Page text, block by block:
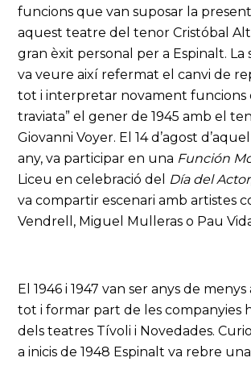
funcions que van suposar la
aquest teatre del tenor Cristóbal
gran èxit personal per a Espinalt. La
va veure així refermat el canvi de
tot i interpretar novament funcions
traviata” el gener de 1945 amb el
Giovanni Voyer. El 14 d’agost
any, va participar en una Función
Liceu en celebració del Día del Actor
va compartir escenari amb artistes
Vendrell, Miguel Mulleras o Pau
El 1946 i 1947 van ser anys de
tot i formar part de les companyies
dels teatres Tívoli i Novedades.
a inicis de 1948 Espinalt va rebre una